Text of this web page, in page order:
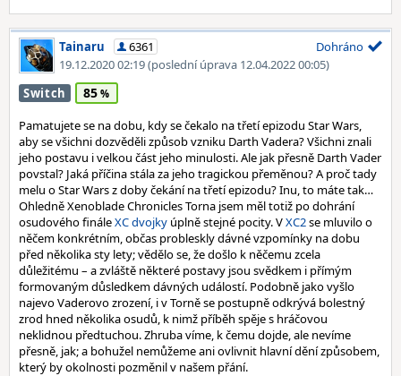
Tainaru
6361
19.12.2020 02:19(poslední úprava 12.04.2022 00:05)
Dohráno
Switch 85
Pamatujete se na dobu, kdy se čekalo na třetí epizodu Star Wars,
aby se všichni dozvěděli způsob vzniku Darth Vadera? Všichni znali
jeho postavu i velkou část jeho minulosti. Ale jak přesně Darth Vader
povstal? Jaká příčina stála za jeho tragickou přeměnou? A proč tady
melu o Star Wars z doby čekání na třetí epizodu? Inu, to máte tak…
Ohledně Xenoblade Chronicles Torna jsem měl totiž po dohrání
osudového fináleXC dvojky úplně stejné pocity. VXC2se mluvilo o
něčem konkrétním, občas probleskly dávné vzpomínky na dobu
před několika sty lety; vědělo se, že došlo k něčemu zcela
důležitému – a zvláště některé postavy jsou svědkem i přímým
formovaným důsledkem dávných událostí. Podobně jako vyšlo
najevo Vaderovo zrození, i v Torně se postupně odkrývá bolestný
zrod hned několika osudů, k nimž příběh spěje s hráčovou
neklidnou předtuchou. Zhruba víme, k čemu dojde, ale nevíme
přesně, jak; a bohužel nemůžeme ani ovlivnit hlavní dění způsobem,
který by okolnosti pozměnil v našem přání.